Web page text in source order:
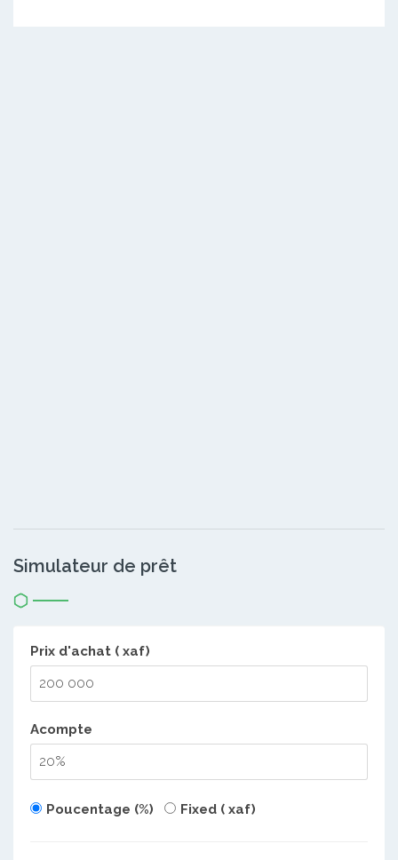
Simulateur de prêt
Prix d'achat ( xaf)
Acompte
Poucentage (%) Fixed ( xaf)